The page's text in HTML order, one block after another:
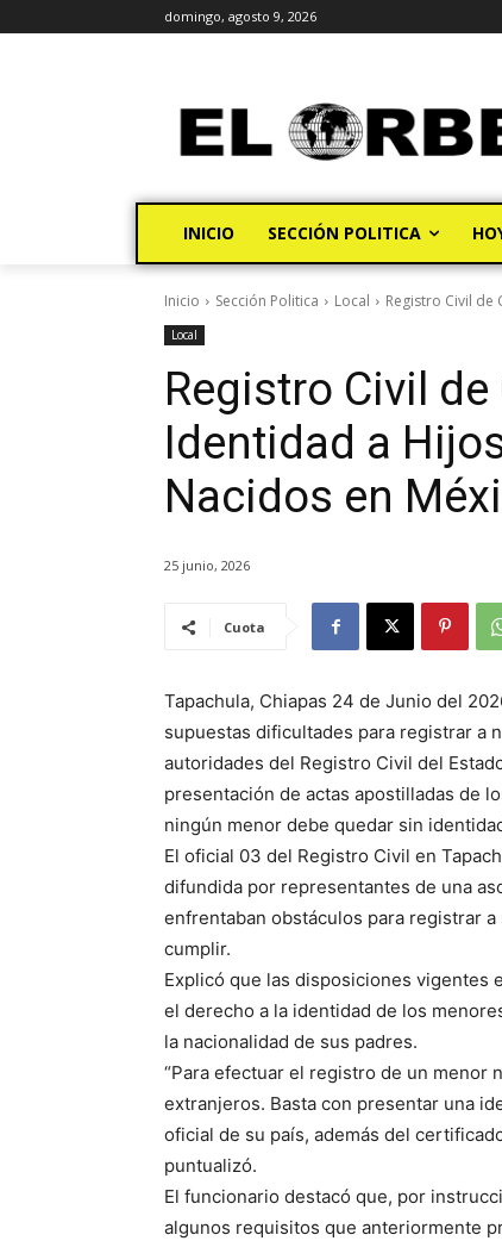
domingo, agosto 9, 2026
INICIO SECCIÓN POLITICA
Inicio Sección Politica Local Registro Civil de
Local
Registro Civil
Identidad a
Nacidos en
25 junio, 2026
Cuota
Tapachula, Chiapas 24 de Junio del
supuestas dificultades para registrar a
autoridades del Registro Civil del
presentación de actas apostilladas de
ningún menor debe quedar sin
El oficial 03 del Registro Civil en
difundida por representantes de una
enfrentaban obstáculos para registrar
cumplir.
Explicó que las disposiciones vigentes
el derecho a la identidad de los
la nacionalidad de sus padres.
“Para efectuar el registro de un menor
extranjeros. Basta con presentar una
oficial de su país, además del
puntualizó.
El funcionario destacó que, por
algunos requisitos que anteriormente